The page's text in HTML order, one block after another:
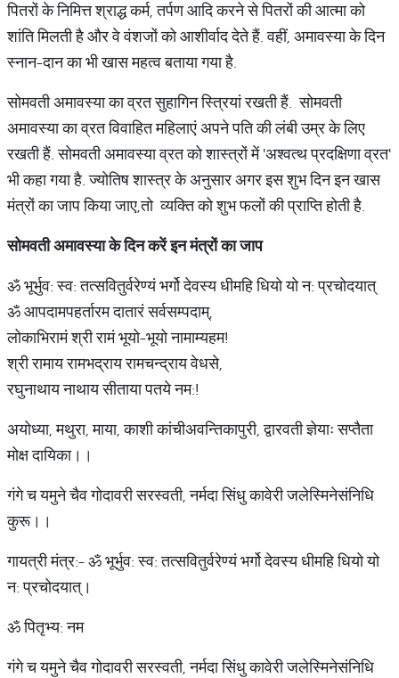
पितरों के निमित्त श्राद्ध कर्म, तर्पण आदि करने से पितरों की आत्मा को
शांति मिलती है और वे वंशजों को आशीर्वाद देते हैं. वहीं, अमावस्या के दिन
स्नान-दान का भी खास महत्व बताया गया है.
सोमवती अमावस्या का व्रत सुहागिन स्त्रियां रखती हैं. सोमवती
अमावस्या का व्रत विवाहित महिलाएं अपने पति की लंबी उम्र के लिए
रखती हैं. सोमवती अमावस्या व्रत को शास्त्रों में 'अश्वत्थ प्रदक्षिणा व्रत'
भी कहा गया है. ज्योतिष शास्त्र के अनुसार अगर इस शुभ दिन इन खास
मंत्रों का जाप किया जाए,तो व्यक्ति को शुभ फलों की प्राप्ति होती है.
सोमवतीअमावस्याकेदिनकरेंइनमंत्रोंकाजाप
ॐ भूर्भुव: स्व: तत्सवितुर्वरेण्यं भर्गो देवस्य धीमहि धियो यो न: प्रचोदयात्
ॐ आपदामपहर्तारम दातारं सर्वसम्पदाम्,
लोकाभिरामं श्री रामं भूयो-भूयो नामाम्यहम!
श्री रामाय रामभद्राय रामचन्द्राय वेधसे,
रघुनाथाय नाथाय सीताया पतये नम:!
अयोध्या, मथुरा, माया, काशी कांचीअवन्तिकापुरी, द्वारवती ज्ञेयाः सप्तैता
मोक्ष दायिका।।
गंगे च यमुने चैव गोदावरी सरस्वती, नर्मदा सिंधु कावेरी जलेस्मिनेसंनिधि
कुरू।।
गायत्री मंत्र:- ॐ भूर्भुव: स्व: तत्सवितुर्वरेण्यं भर्गो देवस्य धीमहि धियो यो
न: प्रचोदयात्।
ॐ पितृभ्य: नम
गंगे च यमुने चैव गोदावरी सरस्वती, नर्मदा सिंधु कावेरी जलेस्मिनेसंनिधि